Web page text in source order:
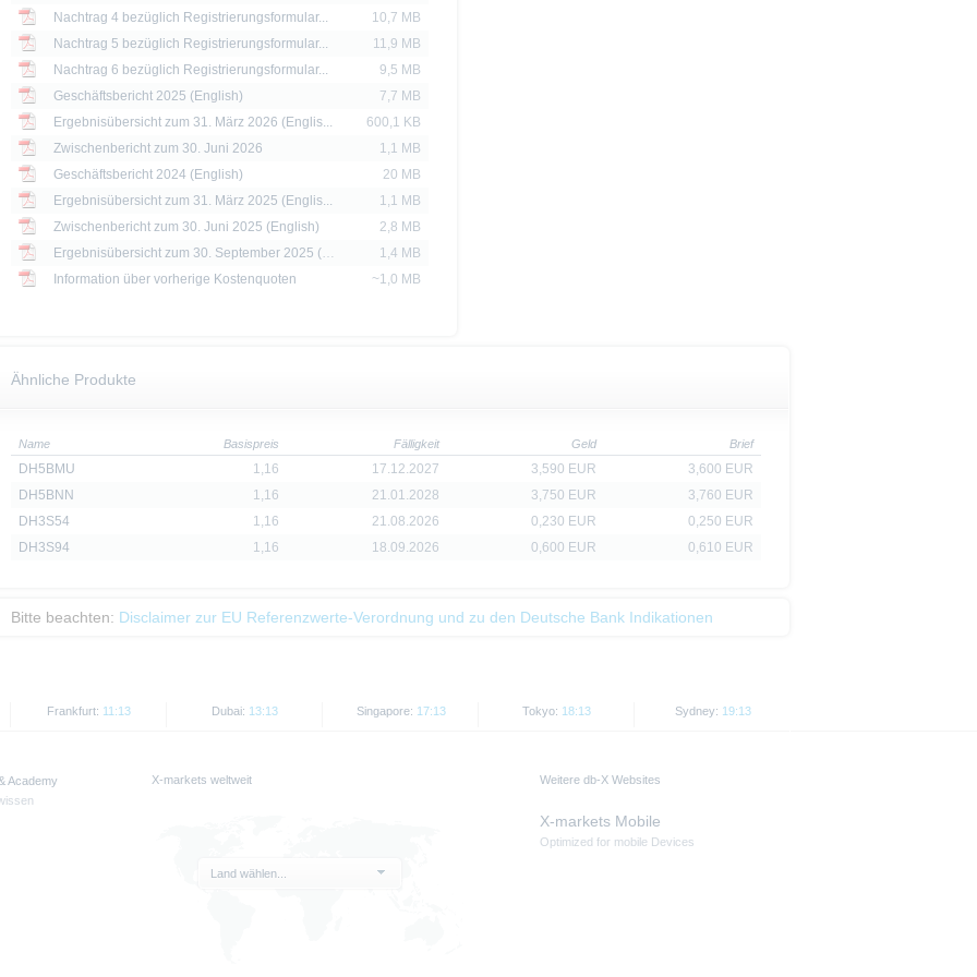
Nachtrag 4 bezüglich Registrierungsformular...
10,7 MB
Nachtrag 5 bezüglich Registrierungsformular...
11,9 MB
Nachtrag 6 bezüglich Registrierungsformular...
9,5 MB
Geschäftsbericht 2025 (English)
7,7 MB
Ergebnisübersicht zum 31. März 2026 (Englis...
600,1 KB
Zwischenbericht zum 30. Juni 2026
1,1 MB
Geschäftsbericht 2024 (English)
20 MB
Ergebnisübersicht zum 31. März 2025 (Englis...
1,1 MB
Zwischenbericht zum 30. Juni 2025 (English)
2,8 MB
Ergebnisübersicht zum 30. September 2025 (E...
1,4 MB
Information über vorherige Kostenquoten
~1,0 MB
Ähnliche Produkte
Name Basispreis Fälligkeit Geld Brief
DH5BMU 1,16 17.12.2027 3,590 EUR
3,600 EUR
DH5BNN
1,16 21.01.2028 3,750 EUR
3,760 EUR
DH3S54
1,16 21.08.2026 0,230 EUR
0,250 EUR
DH3S94
1,16 18.09.2026 0,600 EUR 0,610 EUR
Bitte beachten: Disclaimer zur EU Referenzwerte-Verordnung und zu den Deutsche Bank Indikationen
Frankfurt: 11:13 Dubai: 13:13 Singapore: 17:13 Tokyo: 18:13 Sydney: 19:13
Academy
X-markets weltweit
Land wählen...
Weitere db-X Websites
X-markets Mobile
Optimized for mobile Devices
Personen zum Kauf angeboten oder an diese verkauft werden.
Informationen dürfen nur in solchen Staaten verbreitet oder veröffentlicht werden, in denen dies nach
zulässig ist. Der direkte oder indirekte Vertrieb der auf der X-markets Website enthaltenen
Kanada oder Japan, sowie seine Übermittlung an oder für Rechnung von US-Personen oder in den
Preise werden nur zu Informationszwecken zur Verfügung gestellt und dienen nicht als Indikator handelbarer
der Vergangenheit sind kein Indikator für die künftige Wertentwicklung.